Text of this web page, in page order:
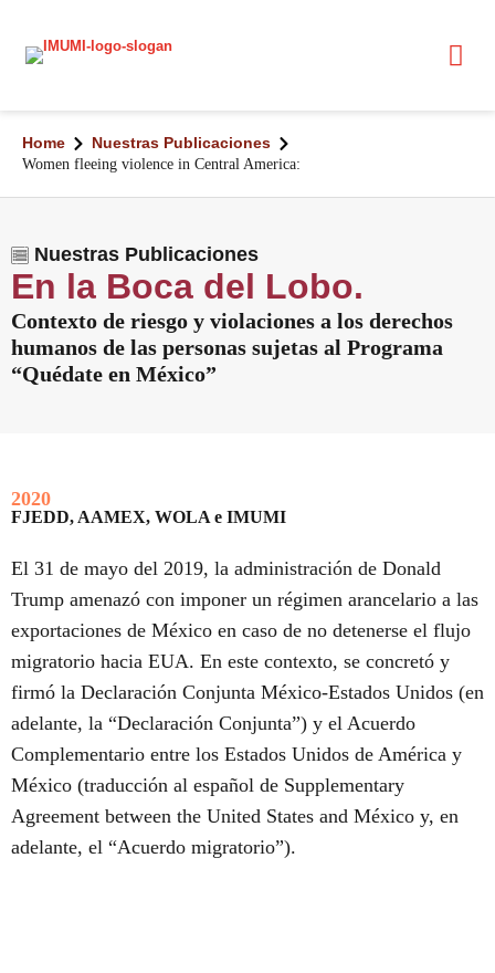
Home Nuestras Publicaciones
Women fleeing violence in Central America:
Nuestras Publicaciones
En la Boca del Lobo.
Contexto de riesgo y violaciones a los derechos
humanos de las personas sujetas al Programa
“Quédate en México”
2020
FJEDD, AAMEX, WOLA e IMUMI
El 31 de mayo del 2019, la administración de Donald
Trump amenazó con imponer un régimen arancelario a las
exportaciones de México en caso de no detenerse el flujo
migratorio hacia EUA. En este contexto, se concretó y
firmó la Declaración Conjunta México-Estados Unidos (en
adelante, la “Declaración Conjunta”) y el Acuerdo
Complementario entre los Estados Unidos de América y
México (traducción al español de Supplementary
Agreement between the United States and México y, en
adelante, el “Acuerdo migratorio”).